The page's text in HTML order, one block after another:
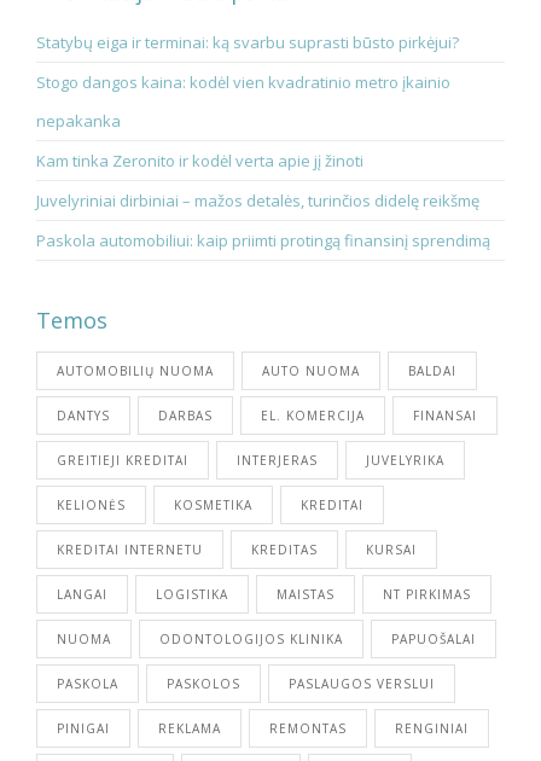
Statybų eiga ir terminai: ką svarbu suprasti būsto pirkėjui?
Stogo dangos kaina: kodėl vien kvadratinio metro įkainio
nepakanka
Kam tinka Zeronito ir kodėl verta apie jį žinoti
Juvelyriniai dirbiniai – mažos detalės, turinčios didelę reikšmę
Paskola automobiliui: kaip priimti protingą finansinį sprendimą
Temos
AUTOMOBILIŲ NUOMA AUTO NUOMA BALDAI
DANTYS DARBAS EL. KOMERCIJA FINANSAI
GREITIEJI KREDITAI INTERJERAS JUVELYRIKA
KELIONĖS KOSMETIKA KREDITAI
KREDITAI INTERNETU KREDITAS KURSAI
LANGAI LOGISTIKA MAISTAS NT PIRKIMAS
NUOMA ODONTOLOGIJOS KLINIKA PAPUOŠALAI
PASKOLA PASKOLOS PASLAUGOS VERSLUI
PINIGAI REKLAMA REMONTAS RENGINIAI